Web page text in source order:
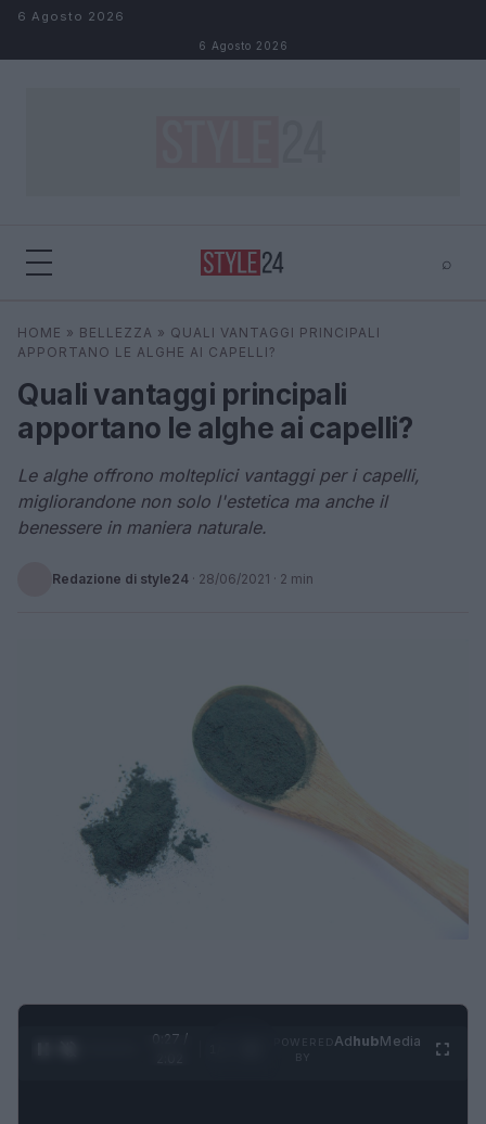
Salta al contenuto
6 Agosto 2026
6 Agosto 2026
⌕
Cerca
HOME » BELLEZZA » QUALI VANTAGGI PRINCIPALI
APPORTANO LE ALGHE AI CAPELLI?
Quali vantaggi principali
apportano le alghe ai capelli?
Le alghe offrono molteplici vantaggi per i capelli,
migliorandone non solo l'estetica ma anche il
benessere in maniera naturale.
Redazione di style24 · 28/06/2021 · 2 min
0:28 /
AdhubMedia